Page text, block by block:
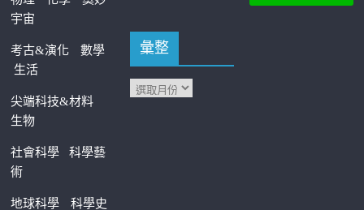
宇宙
考古&演化
數學
生活
尖端科技&材料
生物
社會科學科學藝
術
地球科學 科學史
彙整